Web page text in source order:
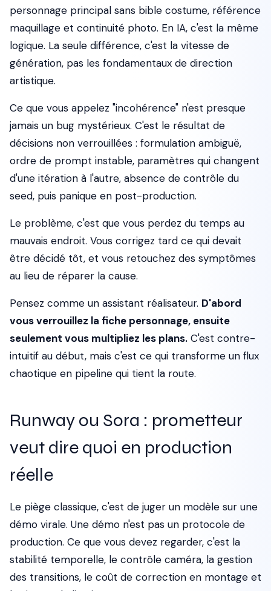
personnage principal sans bible costume, référence
maquillage et continuité photo. En IA, c'est la même
logique. La seule différence, c'est la vitesse de
génération, pas les fondamentaux de direction
artistique.
Ce que vous appelez "incohérence" n'est presque
jamais un bug mystérieux. C'est le résultat de
décisions non verrouillées : formulation ambiguë,
ordre de prompt instable, paramètres qui changent
d'une itération à l'autre, absence de contrôle du
seed, puis panique en post-production.
Le problème, c'est que vous perdez du temps au
mauvais endroit. Vous corrigez tard ce qui devait
être décidé tôt, et vous retouchez des symptômes
au lieu de réparer la cause.
Pensez comme un assistant réalisateur. D'abord
vous verrouillez la fiche personnage, ensuite
seulement vous multipliez les plans. C'est contre-
intuitif au début, mais c'est ce qui transforme un flux
chaotique en pipeline qui tient la route.
Runway ou Sora : prometteur
veut dire quoi en production
réelle
Le piège classique, c'est de juger un modèle sur une
démo virale. Une démo n'est pas un protocole de
production. Ce que vous devez regarder, c'est la
stabilité temporelle, le contrôle caméra, la gestion
des transitions, le coût de correction en montage et